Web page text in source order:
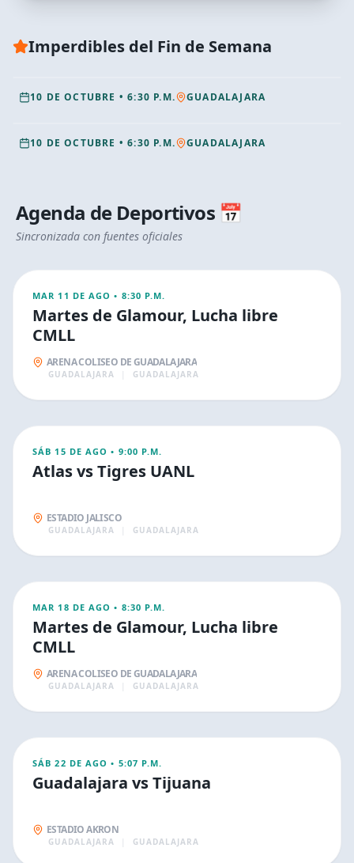
Imperdibles del Fin de Semana
MAGIC PASS GDL 2026
10 DE OCTUBRE •6:30 P.M. GUADALAJARA
CELEBRITY COURT PASS GDL 2026
10 DE OCTUBRE •6:30 P.M. GUADALAJARA
Agenda de Deportivos 📅
Sincronizada con fuentes oficiales
DEPORTIVOS
MAR 11 DE AGO • 8:30 P.M.
Martes de Glamour, Lucha libre
CMLL
ARENA COLISEO DE GUADALAJARA
GUADALAJARA GUADALAJARA
DEPORTIVOS
16
SÁB 15 DE AGO • 9:00 P.M.
Atlas vs Tigres UANL
ESTADIO JALISCO
GUADALAJARA GUADALAJARA
DEPORTIVOS
19
MAR 18 DE AGO • 8:30 P.M.
Martes de Glamour, Lucha libre
CMLL
ARENA COLISEO DE GUADALAJARA
GUADALAJARA GUADALAJARA
DEPORTIVOS
22
SÁB 22 DE AGO • 5:07 P.M.
Guadalajara vs Tijuana
ESTADIO AKRON
GUADALAJARA GUADALAJARA